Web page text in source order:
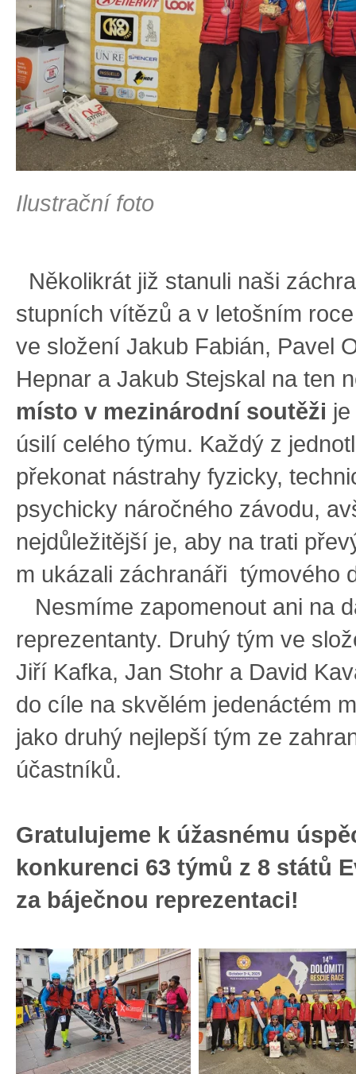
Ilustrační foto
Několikrát již stanuli naši
stupních vítězů a v letošním
ve složení Jakub Fabián, Pavel
Hepnar a Jakub Stejskal na ten
místo v mezinárodní soutěži
úsilí celého týmu. Každý z
překonat nástrahy fyzicky,
psychicky náročného závodu,
nejdůležitější je, aby na trati
m ukázali záchranáři týmového
Nesmíme zapomenout ani na
reprezentanty. Druhý tým ve
Jiří Kafka, Jan Stohr a David
do cíle na skvělém jedenáctém
jako druhý nejlepší tým ze
účastníků.
Gratulujeme k úžasnému
konkurenci 63 týmů z 8 států
za báječnou reprezentaci!